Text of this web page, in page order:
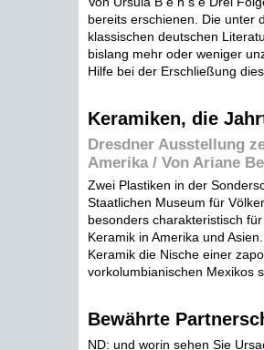
bereits erschienen. Die unter
klassischen deutschen
bislang mehr oder weniger
Hilfe bei der Erschließung
Keramiken, die
Dresdner Ausstellung
Amerika / Von Ariane
Zwei Plastiken in der
Staatlichen Museum für
besonders charakteristisch
Keramik in Amerika und
Keramik die Nische einer
vorkolumbianischen Mexikos
Bewährte
ND: und worin sehen Sie